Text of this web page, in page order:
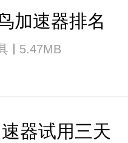
加速器排名
5.47MB
器试用三天